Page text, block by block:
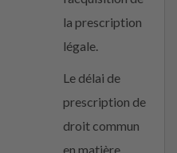
la prescription
légale.
Le délai de
prescription de
droit commun
en matière